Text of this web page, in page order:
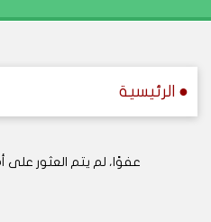
● الرئيسية
عفوًا، لم يتم العثور على